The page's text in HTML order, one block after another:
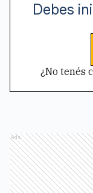
Debes
¿No tenés
Ads